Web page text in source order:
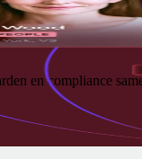
en compliance